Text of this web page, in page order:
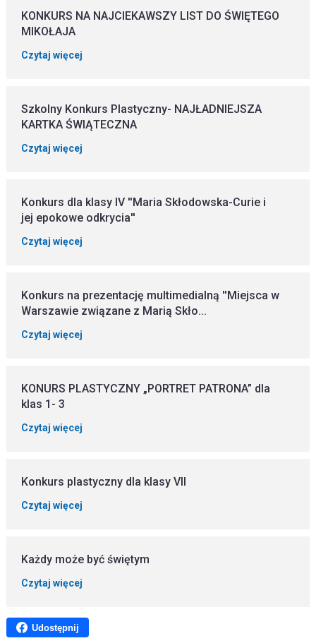
KONKURS NA NAJCIEKAWSZY LIST DO ŚWIĘTEGO
MIKOŁAJA
Czytaj więcej
Szkolny Konkurs Plastyczny- NAJŁADNIEJSZA
KARTKA ŚWIĄTECZNA
Czytaj więcej
Konkurs dla klasy IV ''Maria Skłodowska-Curie i
jej epokowe odkrycia''
Czytaj więcej
Konkurs na prezentację multimedialną ''Miejsca w
Warszawie związane z Marią Skło...
Czytaj więcej
KONURS PLASTYCZNY „PORTRET PATRONA” dla
klas 1- 3
Czytaj więcej
Konkurs plastyczny dla klasy VII
Czytaj więcej
Każdy może być świętym
Czytaj więcej
Udostępnij